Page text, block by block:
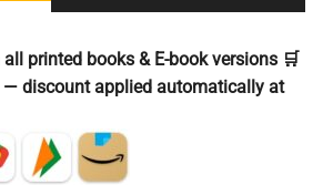
printed books & E-book versions 🛒
— discount applied automatically at